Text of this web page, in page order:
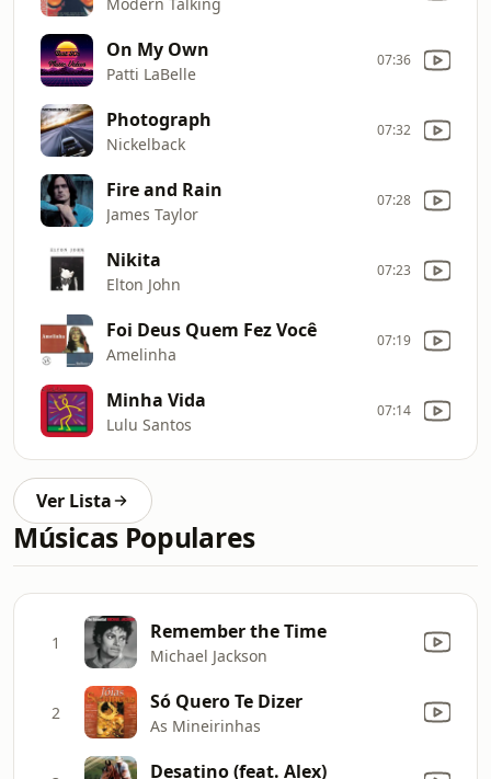
On My Own
Patti LaBelle
07:36
Photograph
Nickelback
07:32
Fire and Rain
James Taylor
07:28
Nikita
Elton John
07:23
Foi Deus Quem Fez Você
Amelinha
07:19
Minha Vida
Lulu Santos
07:14
Ver Lista
Músicas Populares
1 Remember the Time
Michael Jackson
2 Só Quero Te Dizer
As Mineirinhas
Desatino (feat. Alex)